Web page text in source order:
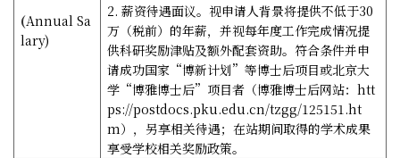
(Annual Sa
lary)
2.薪资待遇面议。视申请人背景将提供不低于30
万（税前）的年薪，并视每年度工作完成情况提
供科研奖励津贴及额外配套资助。符合条件并申
请成功国家“博新计划”等博士后项目或北京大
学“博雅博士后”项目者（博雅博士后网站：htt
ps://postdocs.pku.edu.cn/tzgg/125151.ht
m），另享相关待遇；在站期间取得的学术成果
享受学校相关奖励政策。